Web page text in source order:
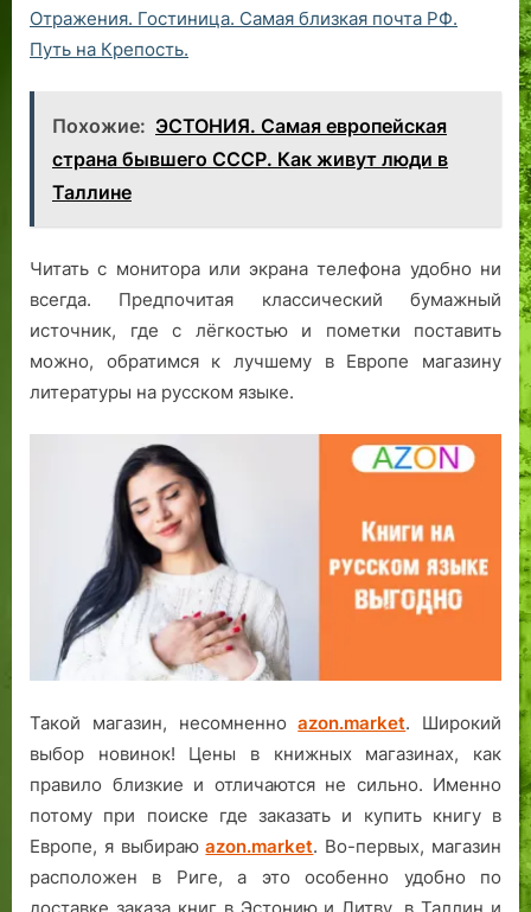
Отражения. Гостиница. Самая близкая почта РФ.
Путь на Крепость.
Похожие: ЭСТОНИЯ. Самая европейская
страна бывшего СССР. Как живут люди в
Таллине
Читать с монитора или экрана телефона удобно ни
всегда. Предпочитая классический бумажный
источник, где с лёгкостью и пометки поставить
можно, обратимся к лучшему в Европе магазину
литературы на русском языке.
Такой магазин, несомненноazon.market. Широкий
выбор новинок! Цены в книжных магазинах, как
правило близкие и отличаются не сильно. Именно
потому при поиске где заказать и купить книгу в
Европе, я выбираюazon.market. Во-первых, магазин
расположен в Риге, а это особенно удобно по
доставке заказа книг в Эстонию и Литву, в Таллин и